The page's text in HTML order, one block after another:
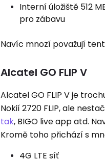
Interní úložiště 512
pro zábavu
Navíc mnozí považují
Alcatel GO FLIP V
Alcatel GO FLIP V je
Nokií 2720 FLIP, ale
tak, BIGO live app atd.
Kromě toho přichází s
4G LTE síť